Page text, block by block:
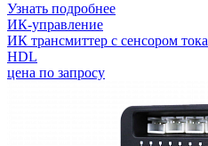
Узнать подробнее
ИК-управление
ИК трансмиттер с сенсором тока
HDL
цена по запросу